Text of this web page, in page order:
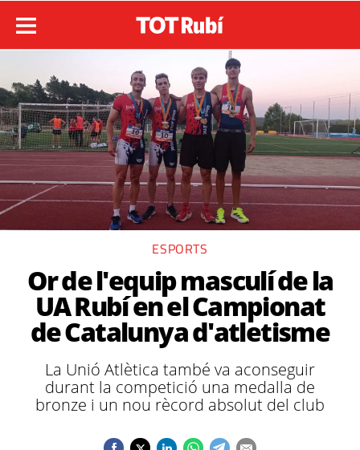
ESPORTS
Or de l'equip masculí de la
UA Rubí en el Campionat
de Catalunya d'atletisme
La Unió Atlètica també va aconseguir
durant la competició una medalla de
bronze i un nou rècord absolut del club